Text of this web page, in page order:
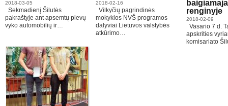
2018-03-05
Sekmadienį Šilutės
pakraštyje ant apsemtų pievų
vyko automobilių ir…
2018-02-16
Vilkyčių pagrindinės
mokyklos NVŠ programos
dalyviai Lietuvos valstybės
atkūrimo…
renginyje
2018-02-09
Vasario 7 d.
apskrities
komisariato